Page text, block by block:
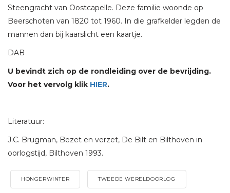
Steengracht van Oostcapelle. Deze familie woonde op
Beerschoten van 1820 tot 1960. In die grafkelder legden de
mannen dan bij kaarslicht een kaartje.
DAB
U bevindt zich op de rondleiding over de bevrijding.
Voor het vervolg klik HIER.
Literatuur:
J.C. Brugman, Bezet en verzet, De Bilt en Bilthoven in
oorlogstijd, Bilthoven 1993.
HONGERWINTER TWEEDE WERELDOORLOG